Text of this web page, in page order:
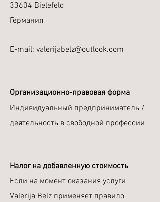
33604 Bielefeld
Германия
E-mail: valerijabelz@outlook.com
Организационно-правовая форма
Индивидуальный предприниматель /
деятельность в свободной профессии
Налог на добавленную стоимость
Если на момент оказания услуги
Valerija Belz применяет правило